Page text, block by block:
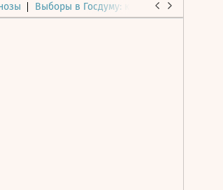
Выборы в Госдуму: каким был и будет